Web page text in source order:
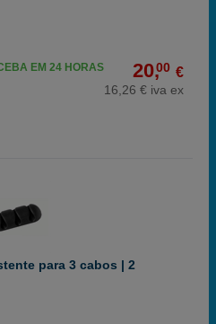
20,00 €
16,26 € iva ex
EM 24 HORAS
para 3 cabos | 2